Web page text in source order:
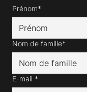
Prénom*
Nom de famille*
E-mail *